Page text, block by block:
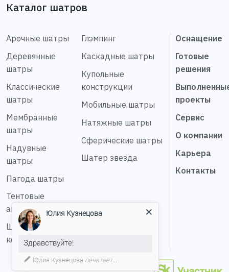
Каталог шатров
Арочные шатры
Деревянные
шатры
Классические
шатры
Мембранные
шатры
Надувные
шатры
Пагода шатры
Тентовые
ангары
Шестигранные
конструкции
Глэмпинг
Каскадные шатры
Купольные
конструкции
Мобильные шатры
Натяжные шатры
Сферические шатры
Шатер звезда
Оснащение
Готовые
решения
проекты
Сервис
О компании
Карьера
Контакты
Юлия Кузнецова
Здравствуйте!
Юлия Кузнецова печатает...